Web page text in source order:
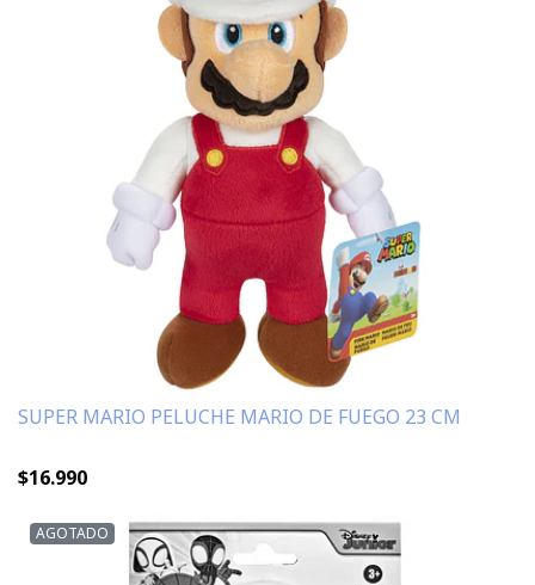
SUPER MARIO PELUCHE MARIO DE FUEGO 23 CM
$16.990
AGOTADO